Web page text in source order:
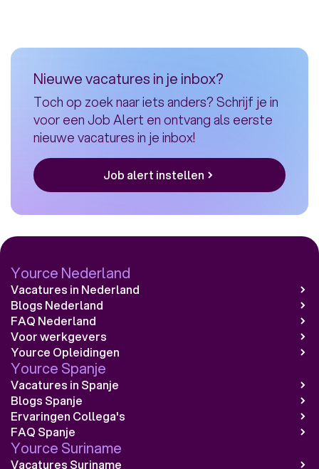
Nieuwe vacatures in je inbox?
Toch op zoek naar iets anders? Schrijf je in
voor een Job Alert en ontvang als eerste
nieuwe vacatures in je inbox!
Job alert instellen
Yource Nederland
Vacatures in Nederland
Blogs Nederland
FAQ Nederland
Voor werkgevers
Yource Opleidingen
Yource Spanje
Vacatures in Spanje
Blogs Spanje
Ervaringen Collega's
FAQ Spanje
Yource Suriname
Vacatures Suriname